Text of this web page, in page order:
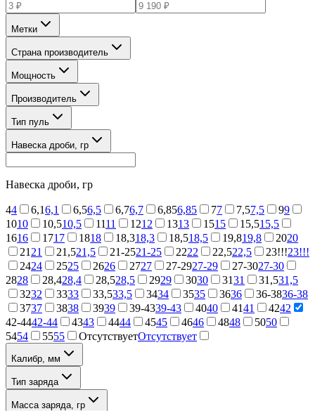
Метки
Страна производитель
Мощность
Производитель
Тип пуль
Навеска дроби, гр
Навеска дроби, гр
44 6,16,1 6,56,5 6,76,7 6,856,85 77 7,57,5 99
1010 10,510,5 1111 1212 1313 1515 15,515,5
1616 1717 1818 18,318,3 18,518,5 19,819,8 2020
21 21 21,521,5 21-2521-25 2222 22,522,5 23!!!23!!!
2424 2525 2626 2727 27-2927-29 27-3027-30
2828 28,428,4 28,528,5 2929 3030 3131 31,531,5
3232 3333 33,533,5 3434 3535 3636 36-3836-38
3737 3838 3939 39-4339-43 4040 4141 4242
42-4442-44 4343 4444 4545 4646 4848 5050
5454 5555 ОтсутствуетОтсутствует
Калибр, мм
Тип заряда
Масса заряда, гр